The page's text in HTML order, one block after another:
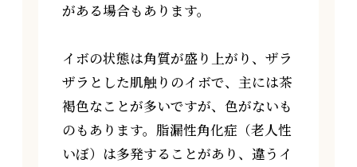
がある場合もあります。
イボの状態は角質が盛り上がり、ザラ
ザラとした肌触りのイボで、主には茶
褐色なことが多いですが、色がないも
のもあります。脂漏性角化症（老人性
いぼ）は多発することがあり、違うイ